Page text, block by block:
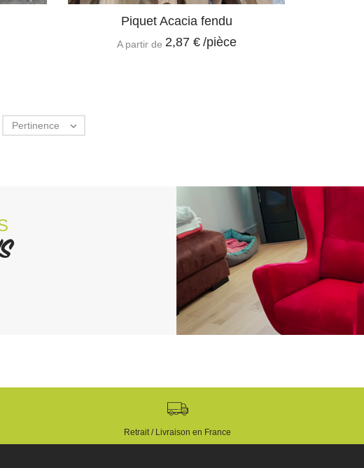
Piquet Acacia fendu
A partir de 2,87 € /pièce
Pertinence 
Retrait / Livraison en France